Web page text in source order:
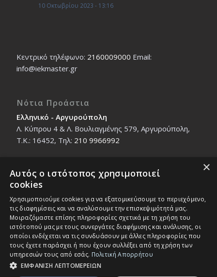
10 Οκτωβρίου 2023 - 13:16
Κεντρικό τηλέφωνο: 2160009000 Εmail:
info@iekmaster.gr
Νότια Προάστια
Ελληνικό - Αργυρούπολη
Λ. Κύπρου 4 & Λ. Βουλιαγμένης 579, Αργυρούπολη,
T.K.: 16452, Τηλ: 210 9966992
Βόρεια Προάστια
Νέο Ηράκλειο - Μαρούσι
Ζαλοκώστα 18 & Εμμανουήλ Παπαδάκη 12, T.K.:
14121, Τηλ:210 2712588
© Copyright - IEK MASTER -Enfold Theme by Kriesi
×
Αυτός ο ιστότοπος χρησιμοποιεί
cookies
Χρησιμοποιούμε cookies για να εξατομικεύσουμε το περιεχόμενο,
τις διαφημίσεις και να αναλύσουμε την επισκεψιμότητά μας.
Μοιραζόμαστε επίσης πληροφορίες σχετικά με τη χρήση του
ιστότοπού μας με τους συνεργάτες διαφήμισης και ανάλυσης, οι
οποίοι ενδέχεται να τις συνδυάσουν με άλλες πληροφορίες που
τους έχετε παράσχει ή που έχουν συλλέξει από τη χρήση των
υπηρεσιών τους από εσάς. Πολιτική Απορρήτου
ΕΜΦΑΝΙΣΗ ΛΕΠΤΟΜΕΡΕΙΩΝ